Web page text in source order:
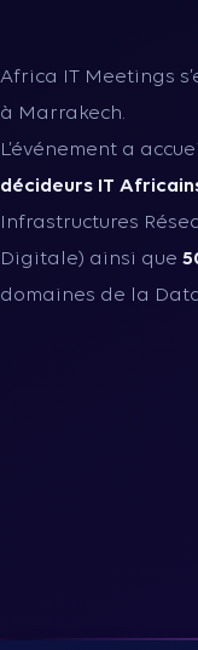
Africa IT Meetings
à Marrakech.
L’événement a
décideurs IT
Infrastructures
Digitale) ainsi que
domaines de la